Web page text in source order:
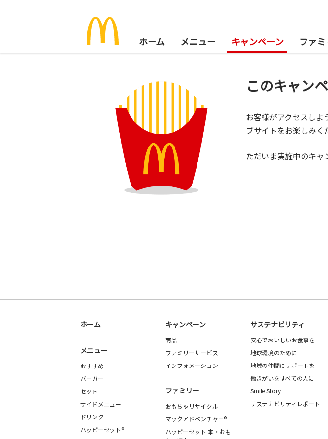
ホーム メニュー キャンペーン ファ
このキャン
お客様がアクセスしよ
ブサイトをお楽しみく
ただいま実施中のキャ
ホーム
メニュー
おすすめ
バーガー
セット
サイドメニュー
ドリンク
ハッピーセット®
キャンペーン
商品
ファミリーサービス
インフォメーション
ファミリー
おもちゃリサイクル
マックアドベンチャー®
ハッピーセット 本・おも
サステナビリティ
安心でおいしいお食事を
地球環境のために
地域の仲間にサポートを
働きがいをすべての人に
Smile Story
サステナビリティレポート